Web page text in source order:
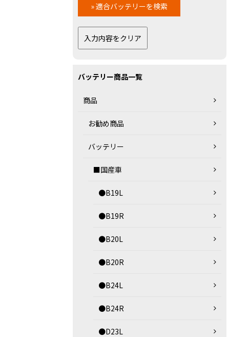
バッテリー商品一覧
商品
お勧め商品
バッテリー
■国産車
●B19L
●B19R
●B20L
●B20R
●B24L
●B24R
●D23L